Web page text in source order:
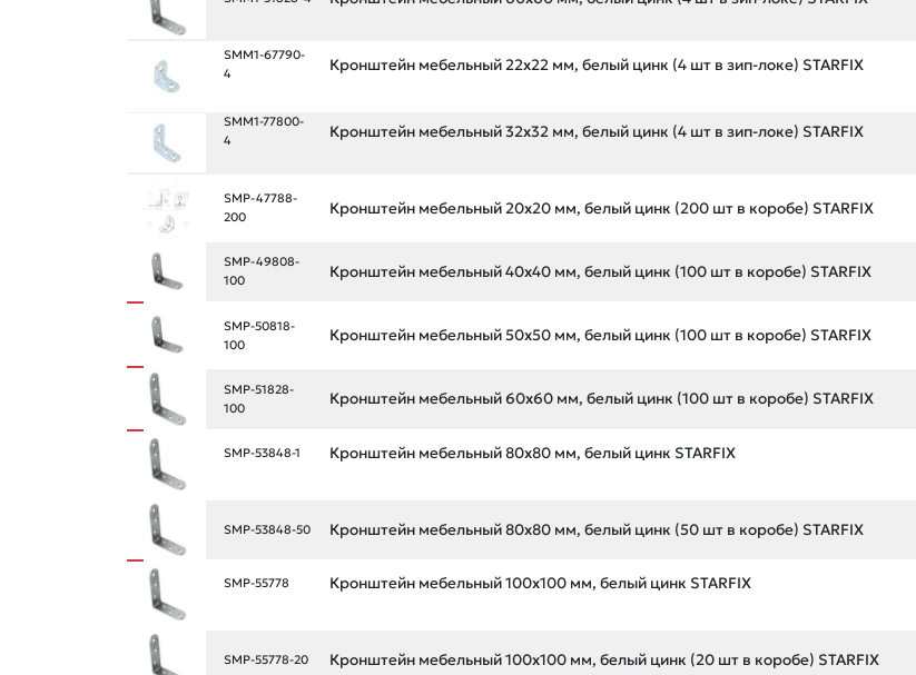
SMM1-67790-
4
Кронштейн мебельный 22х22 мм, белый цинк (4 шт в зип-локе) STARFIX
SMM1-77800-
4
Кронштейн мебельный 32х32 мм, белый цинк (4 шт в зип-локе) STARFIX
SMP-47788-
200
Кронштейн мебельный 20х20 мм, белый цинк (200 шт в коробе) STARFIX
SMP-49808-
100
Кронштейн мебельный 40х40 мм, белый цинк (100 шт в коробе) STARFIX
SMP-50818-
100
Кронштейн мебельный 50х50 мм, белый цинк (100 шт в коробе) STARFIX
SMP-51828-
100
Кронштейн мебельный 60х60 мм, белый цинк (100 шт в коробе) STARFIX
SMP-53848-1 Кронштейн мебельный 80х80 мм, белый цинк STARFIX
SMP-53848-50 Кронштейн мебельный 80х80 мм, белый цинк (50 шт в коробе) STARFIX
SMP-55778 Кронштейн мебельный 100х100 мм, белый цинк STARFIX
SMP-55778-20 Кронштейн мебельный 100х100 мм, белый цинк (20 шт в коробе) STARFIX